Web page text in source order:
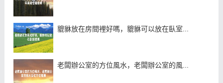
貔貅放在房間裡好嗎，貔貅可以放在臥室...
老闆辦公室的方位風水，老闆辦公室的風...